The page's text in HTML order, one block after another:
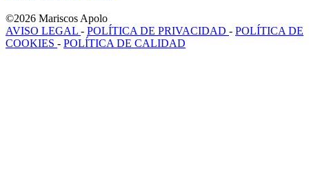
©2026 Mariscos Apolo
AVISO LEGAL - POLÍTICA DE PRIVACIDAD - POLÍTICA DE
COOKIES - POLÍTICA DE CALIDAD